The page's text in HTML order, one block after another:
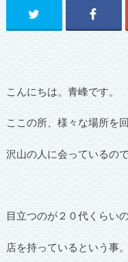
こんにちは。青峰です。
ここの所、様々な場所を
沢山の人に会っているの
目立つのが２０代くらい
店を持っているという事。